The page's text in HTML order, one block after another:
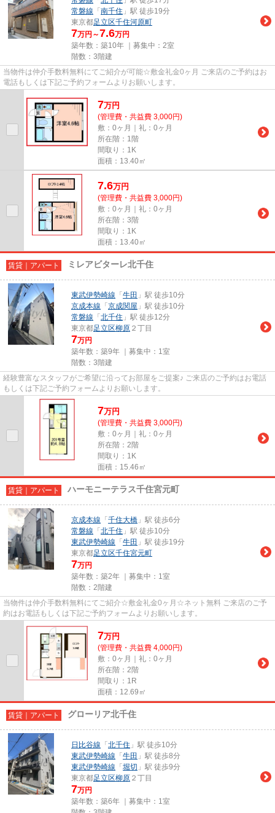
常磐線 「 南千住 」駅 徒歩19分
東京都足立区千住河原町
7万円～7.6万円
築年数：築10年 ｜募集中： 2室
階数：3階建
当物件は仲介手数料無料にてご紹介が可能☆敷金礼金0ヶ月 ご来店のご予約はお
電話もしくは下記ご予約フォームよりお願いします。
7万円
(管理費・共益費 3,000円)
敷：0ヶ月｜礼：0ヶ月
所在階：1階
間取り：1K
面積：13.40㎡
7.6万円
(管理費・共益費 3,000円)
敷：0ヶ月｜礼：0ヶ月
所在階：3階
間取り：1K
面積：13.40㎡
賃貸｜アパート ミレアビターレ北千住
東武伊勢崎線 「 牛田 」駅 徒歩10分
京成本線 「 京成関屋 」駅 徒歩10分
常磐線 「 北千住 」駅 徒歩12分
東京都足立区柳原 ２丁目
7万円
築年数：築9年 ｜募集中： 1室
階数：3階建
経験豊富なスタッフがご希望に沿ってお部屋をご提案♪ ご来店のご予約はお電話
もしくは下記ご予約フォームよりお願いします。
7万円
(管理費・共益費 3,000円)
敷：0ヶ月｜礼：0ヶ月
所在階：2階
間取り：1K
面積：15.46㎡
賃貸｜アパート ハーモニーテラス千住宮元町
京成本線 「 千住大橋 」駅 徒歩6分
常磐線 「 北千住 」駅 徒歩10分
東武伊勢崎線 「 牛田 」駅 徒歩19分
東京都足立区千住宮元町
7万円
築年数：築2年 ｜募集中： 1室
階数：2階建
当物件は仲介手数料無料にてご紹介☆敷金礼金0ヶ月☆ネット無料 ご来店のご予
約はお電話もしくは下記ご予約フォームよりお願いします。
7万円
(管理費・共益費 4,000円)
敷：0ヶ月｜礼：0ヶ月
所在階：2階
間取り：1R
面積：12.69㎡
賃貸｜アパート グローリア北千住
日比谷線 「 北千住 」駅 徒歩10分
東武伊勢崎線 「 牛田 」駅 徒歩8分
東武伊勢崎線 「 堀切 」駅 徒歩9分
東京都足立区柳原 ２丁目
7万円
築年数：築6年 ｜募集中： 1室